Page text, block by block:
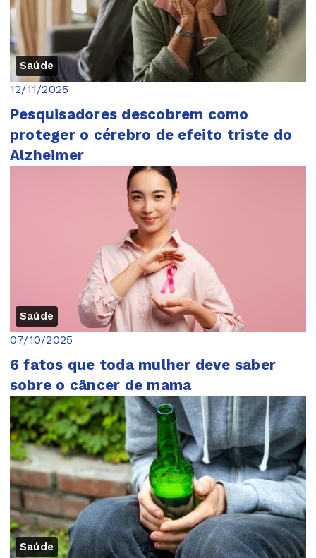
Saúde
12/11/2025
Pesquisadores descobrem como
proteger o cérebro de efeito triste do
Alzheimer
Saúde
07/10/2025
6 fatos que toda mulher deve saber
sobre o câncer de mama
Saúde